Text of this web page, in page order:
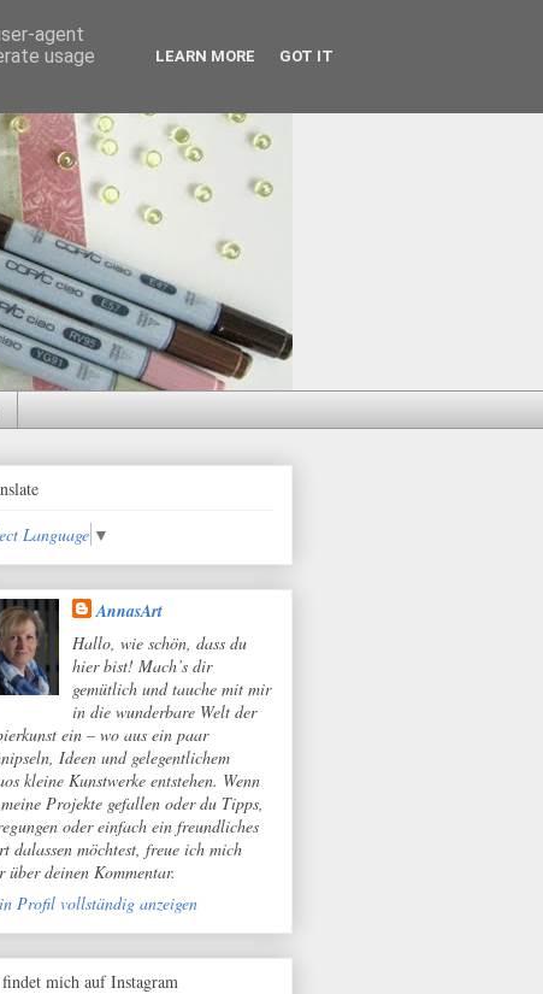
Language ▼
AnnasArt
Hallo, wie schön, dass du
hier bist! Mach’s dir
gemütlich und tauche mit mir
in die wunderbare Welt der
ein – wo aus ein paar
Ideen und gelegentlichem
kleine Kunstwerke entstehen. Wenn
Projekte gefallen oder du Tipps,
oder einfach ein freundliches
dalassen möchtest, freue ich mich
über deinen Kommentar.
Profil vollständig anzeigen
mich auf Instagram
agent
usage
LEARN MORE GOT IT